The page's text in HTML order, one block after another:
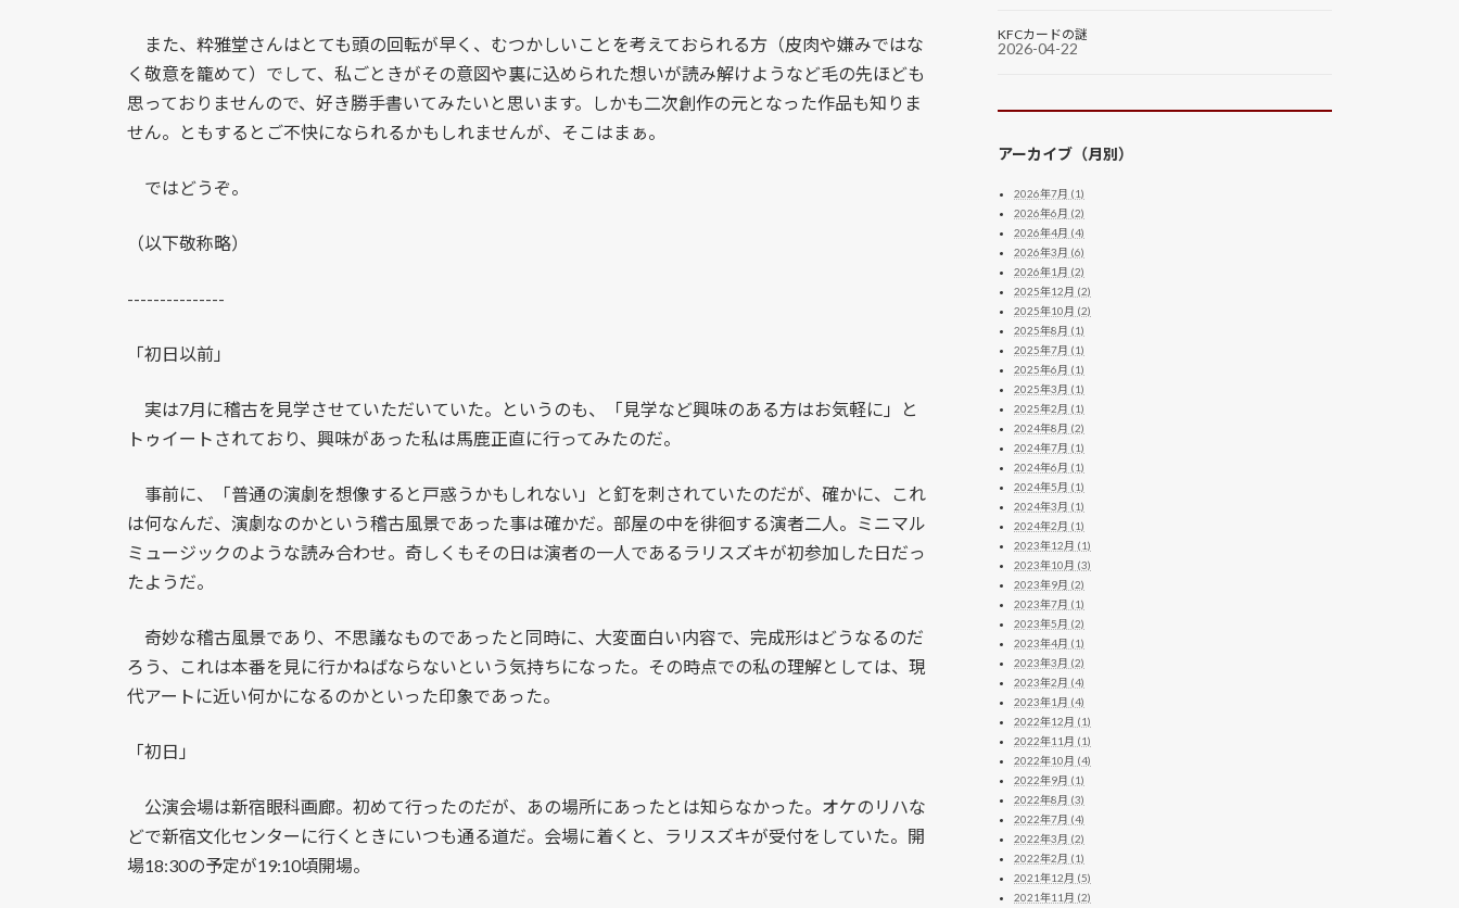
また、粋雅堂さんはとても頭の回転が早く、むつかしいことを考えておられる方（皮肉や嫌みではな
く敬意を籠めて）でして、私ごときがその意図や裏に込められた想いが読み解けようなど毛の先ほども
思っておりませんので、好き勝手書いてみたいと思います。しかも二次創作の元となった作品も知りま
せん。ともするとご不快になられるかもしれませんが、そこはまぁ。
ではどうぞ。
（以下敬称略）
---------------
「初日以前」
実は7月に稽古を見学させていただいていた。というのも、「見学など興味のある方はお気軽に」と
トゥイートされており、興味があった私は馬鹿正直に行ってみたのだ。
事前に、「普通の演劇を想像すると戸惑うかもしれない」と釘を刺されていたのだが、確かに、これ
は何なんだ、演劇なのかという稽古風景であった事は確かだ。部屋の中を徘徊する演者二人。ミニマル
ミュージックのような読み合わせ。奇しくもその日は演者の一人であるラリスズキが初参加した日だっ
たようだ。
奇妙な稽古風景であり、不思議なものであったと同時に、大変面白い内容で、完成形はどうなるのだ
ろう、これは本番を見に行かねばならないという気持ちになった。その時点での私の理解としては、現
代アートに近い何かになるのかといった印象であった。
「初日」
公演会場は新宿眼科画廊。初めて行ったのだが、あの場所にあったとは知らなかった。オケのリハな
どで新宿文化センターに行くときにいつも通る道だ。会場に着くと、ラリスズキが受付をしていた。開
場18:30の予定が19:10頃開場。
KFCカードの謎
2026-04-22
アーカイブ（月別）
2026年7月 (1)
2026年6月 (2)
2026年4月 (4)
2026年3月 (6)
2026年1月 (2)
2025年12月 (2)
2025年10月 (2)
2025年8月 (1)
2025年7月 (1)
2025年6月 (1)
2025年3月 (1)
2025年2月 (1)
2024年8月 (2)
2024年7月 (1)
2024年6月 (1)
2024年5月 (1)
2024年3月 (1)
2024年2月 (1)
2023年12月 (1)
2023年10月 (3)
2023年9月 (2)
2023年7月 (1)
2023年5月 (2)
2023年4月 (1)
2023年3月 (2)
2023年2月 (4)
2023年1月 (4)
2022年12月 (1)
2022年11月 (1)
2022年10月 (4)
2022年9月 (1)
2022年8月 (3)
2022年7月 (4)
2022年3月 (2)
2022年2月 (1)
2021年12月 (5)
2021年11月 (2)